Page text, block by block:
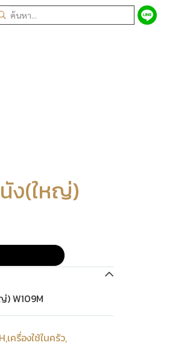
ง(ใหญ่)
) W109M
,เครื่องใช้ในครัว,